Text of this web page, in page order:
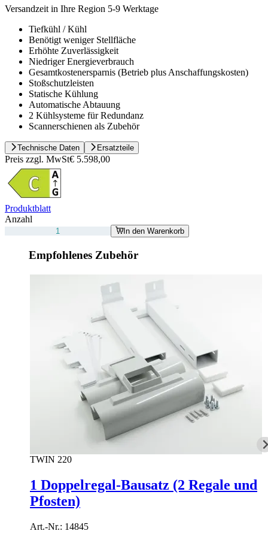
Versandzeit in Ihre Region 5-9 Werktage
Tiefkühl / Kühl
Benötigt weniger Stellfläche
Erhöhte Zuverlässigkeit
Niedriger Energieverbrauch
Gesamtkostenersparnis (Betrieb plus Anschaffungskosten)
Stoßschutzleisten
Statische Kühlung
Automatische Abtauung
2 Kühlsysteme für Redundanz
Scannerschienen als Zubehör
Technische Daten Ersatzteile
Preis zzgl. MwSt€ 5.598,00
Produktblatt
Anzahl
In den Warenkorb
Empfohlenes Zubehör
TWIN 220
1 Doppelregal-Bausatz (2 Regale und
Pfosten)
Art.-Nr.: 14845